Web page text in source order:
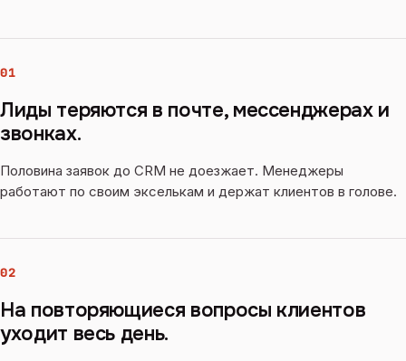
01
Лиды теряются в почте, мессенджерах и
звонках.
Половина заявок до CRM не доезжает. Менеджеры
работают по своим экселькам и держат клиентов в голове.
02
На повторяющиеся вопросы клиентов
уходит весь день.